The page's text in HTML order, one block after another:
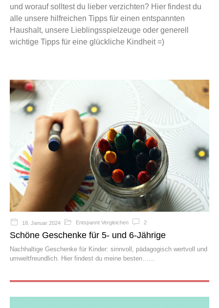
und worauf solltest du lieber verzichten? Hier findest du
alle unsere hilfreichen Tipps für einen entspannten
Haushalt, unsere Lieblingsspielzeuge oder generell
wichtige Tipps für eine glückliche Kindheit =)
18. Januar 2024 Entspannt Vergleichen 2
Schöne Geschenke für 5- und 6-Jährige
Nachhaltige Geschenke für Kinder: sinnvoll, pädagogisch wertvoll und
umweltfreundlich. Hier findest du meine besten…